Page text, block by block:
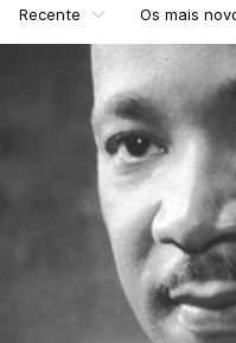
Recente Os mais